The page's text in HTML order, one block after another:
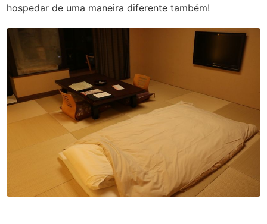
hospedar de uma maneira diferente também!